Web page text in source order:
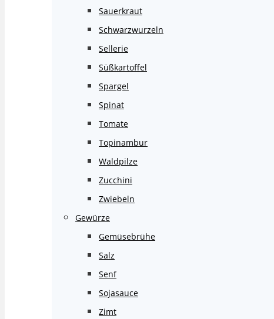
Sauerkraut
Schwarzwurzeln
Sellerie
Süßkartoffel
Spargel
Spinat
Tomate
Topinambur
Waldpilze
Zucchini
Zwiebeln
Gewürze
Gemüsebrühe
Salz
Senf
Sojasauce
Zimt